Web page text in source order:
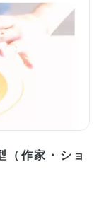
（作家・ショ